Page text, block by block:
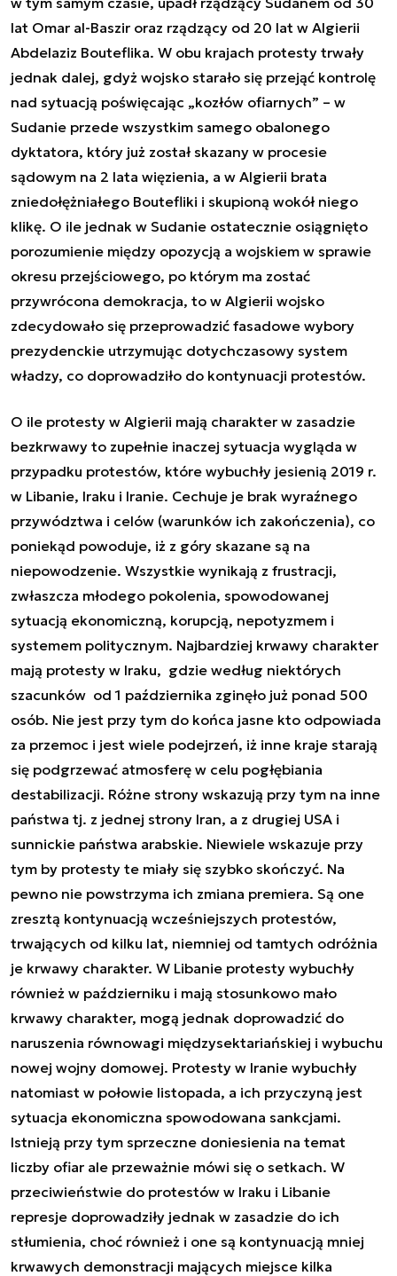
lat Omar al-Baszir oraz rządzący od 20 lat w Algierii
Abdelaziz Bouteflika. W obu krajach protesty trwały
jednak dalej, gdyż wojsko starało się przejąć kontrolę
nad sytuacją poświęcając „kozłów ofiarnych” – w
Sudanie przede wszystkim samego obalonego
dyktatora, który już został skazany w procesie
sądowym na 2 lata więzienia, a w Algierii brata
zniedołężniałego Boutefliki i skupioną wokół niego
klikę. O ile jednak w Sudanie ostatecznie osiągnięto
porozumienie między opozycją a wojskiem w sprawie
okresu przejściowego, po którym ma zostać
przywrócona demokracja, to w Algierii wojsko
zdecydowało się przeprowadzić fasadowe wybory
prezydenckie utrzymując dotychczasowy system
władzy, co doprowadziło do kontynuacji protestów.
O ile protesty w Algierii mają charakter w zasadzie
bezkrwawy to zupełnie inaczej sytuacja wygląda w
przypadku protestów, które wybuchły jesienią 2019 r.
w Libanie, Iraku i Iranie. Cechuje je brak wyraźnego
przywództwa i celów (warunków ich zakończenia), co
poniekąd powoduje, iż z góry skazane są na
niepowodzenie. Wszystkie wynikają z frustracji,
zwłaszcza młodego pokolenia, spowodowanej
sytuacją ekonomiczną, korupcją, nepotyzmem i
systemem politycznym. Najbardziej krwawy charakter
mają protesty w Iraku, gdzie według niektórych
szacunków od 1 października zginęło już ponad 500
osób. Nie jest przy tym do końca jasne kto odpowiada
za przemoc i jest wiele podejrzeń, iż inne kraje starają
się podgrzewać atmosferę w celu pogłębiania
destabilizacji. Różne strony wskazują przy tym na inne
państwa tj. z jednej strony Iran, a z drugiej USA i
sunnickie państwa arabskie. Niewiele wskazuje przy
tym by protesty te miały się szybko skończyć. Na
pewno nie powstrzyma ich zmiana premiera. Są one
zresztą kontynuacją wcześniejszych protestów,
trwających od kilku lat, niemniej od tamtych odróżnia
je krwawy charakter. W Libanie protesty wybuchły
również w październiku i mają stosunkowo mało
krwawy charakter, mogą jednak doprowadzić do
naruszenia równowagi międzysektariańskiej i wybuchu
nowej wojny domowej. Protesty w Iranie wybuchły
natomiast w połowie listopada, a ich przyczyną jest
sytuacja ekonomiczna spowodowana sankcjami.
Istnieją przy tym sprzeczne doniesienia na temat
liczby ofiar ale przeważnie mówi się o setkach. W
przeciwieństwie do protestów w Iraku i Libanie
represje doprowadziły jednak w zasadzie do ich
stłumienia, choć również i one są kontynuacją mniej
krwawych demonstracji mających miejsce kilka